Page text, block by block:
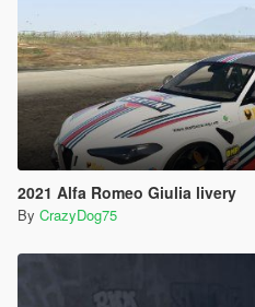
2021 Alfa Romeo Giulia livery
By CrazyDog75